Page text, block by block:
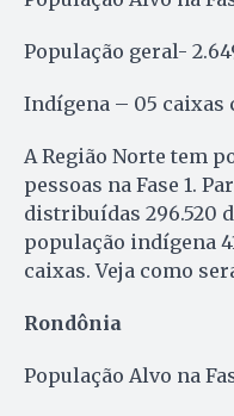
População geral-
Indígena – 05 caixas
A Região Norte tem
pessoas na Fase 1.
distribuídas 296.520
população indígena
caixas. Veja como
Rondônia
População Alvo na